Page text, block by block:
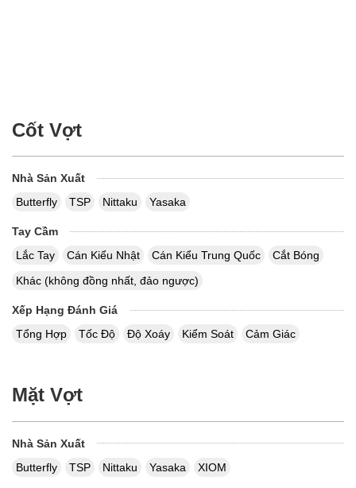
Cốt Vợt
Nhà Sản Xuất
Butterfly
TSP Nittaku Yasaka
Tay Cầm
Lắc Tay
Cán Kiểu Nhật Cán Kiểu Trung Quốc
Cắt Bóng
Khác (không đồng nhất, đảo ngược)
Xếp Hạng Đánh Giá
Tổng Hợp
Tốc Độ Độ Xoáy Kiểm Soát Cảm Giác
Mặt Vợt
Nhà Sản Xuất
Butterfly
TSP Nittaku Yasaka XIOM